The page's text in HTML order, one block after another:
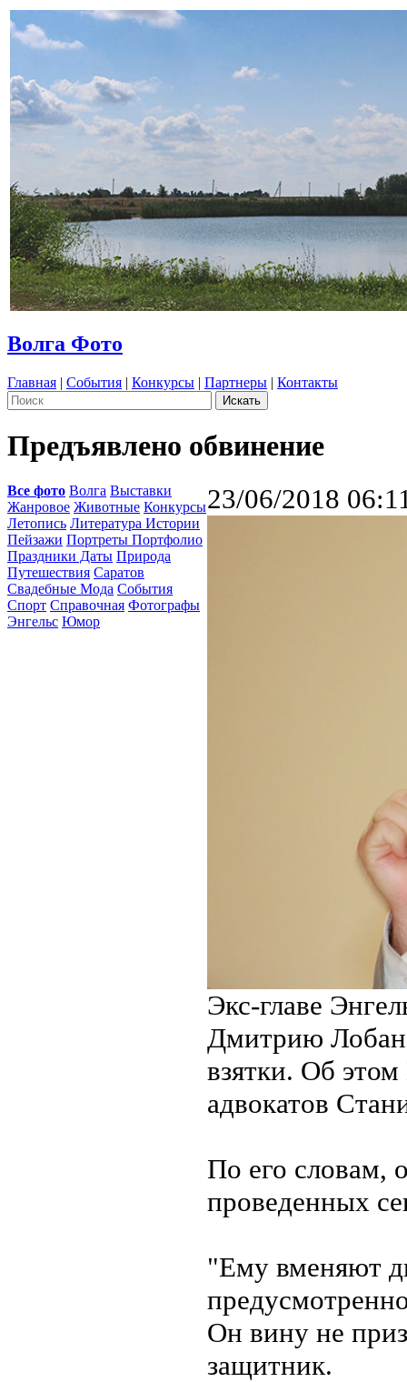
Волга Фото
Главная | События | Конкурсы | Партнеры | Контакты
Предъявлено обвинение
Все фото Волга Выставки
Жанровое Животные Конкурсы
Летопись Литература Истории
Пейзажи Портреты Портфолио
Праздники Даты Природа
Путешествия Саратов
Свадебные Мода События
Спорт Справочная Фотографы
Энгельс Юмор
23/06/2018
Экс-главе
Дмитрию
взятки. Об
адвокатов
По его словам,
проведенных
"Ему вменяют
Он вину не
защитник.